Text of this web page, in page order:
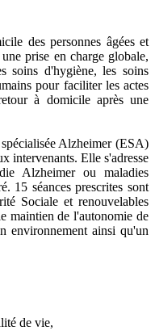
des personnes âgées et
prise en charge globale,
soins d'hygiène, les soins
pour faciliter les actes
à domicile après une
Alzheimer (ESA)
intervenants. Elle s'adresse
Alzheimer ou maladies
15 séances prescrites sont
Sociale et renouvelables
maintien de l'autonomie de
environnement ainsi qu'un
de vie,